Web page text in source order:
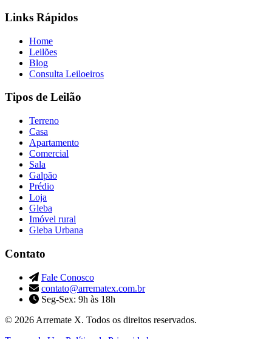
Links Rápidos
Home
Leilões
Blog
Consulta Leiloeiros
Tipos de Leilão
Terreno
Casa
Apartamento
Comercial
Sala
Galpão
Prédio
Loja
Gleba
Imóvel rural
Gleba Urbana
Contato
Fale Conosco
contato@arrematex.com.br
Seg-Sex: 9h às 18h
© 2026 Arremate X. Todos os direitos reservados.